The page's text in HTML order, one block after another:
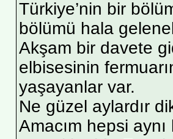
Türkiye’nin bir
bölümü hala
Akşam bir davete
elbisesinin
yaşayanlar var.
Ne güzel aylardır
Amacım hepsi